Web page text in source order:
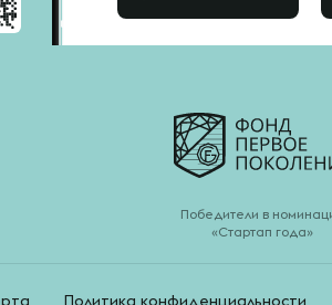
Победители в
«Стартап года»
Политика конфиденциальности